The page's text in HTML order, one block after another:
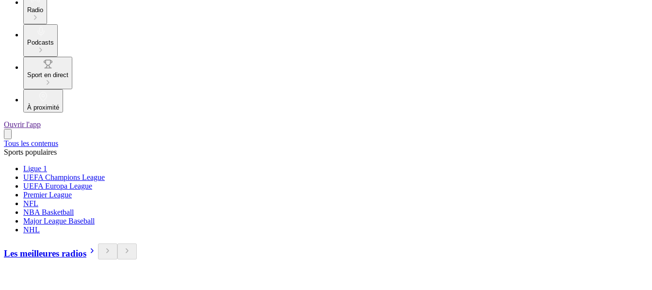
Radio
Podcasts
Sport en direct
À proximité
Ouvrir l'app
Tous les contenus
Sports populaires
Ligue 1
UEFA Champions League
UEFA Europa League
Premier League
NFL
NBA Basketball
Major League Baseball
NHL
Les meilleures radios